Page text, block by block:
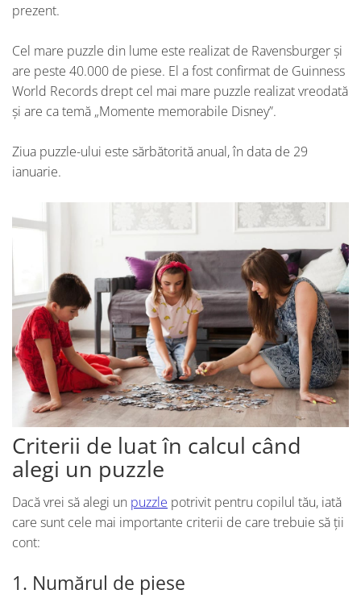
prezent.
Cel mare puzzle din lume este realizat de Ravensburger și
are peste 40.000 de piese. El a fost confirmat de Guinness
World Records drept cel mai mare puzzle realizat vreodată
și are ca temă „Momente memorabile Disney”.
Ziua puzzle-ului este sărbătorită anual, în data de 29
ianuarie.
Criterii de luat în calcul când
alegi un puzzle
Dacă vrei să alegi un puzzle potrivit pentru copilul tău, iată
care sunt cele mai importante criterii de care trebuie să ții
cont:
1. Numărul de piese